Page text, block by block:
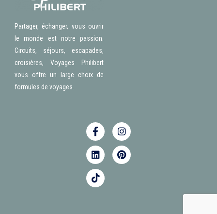
Partager, échanger, vous ouvrir
le monde est notre passion.
Circuits, séjours, escapades,
croisières, Voyages Philibert
vous offre un large choix de
formules de voyages.